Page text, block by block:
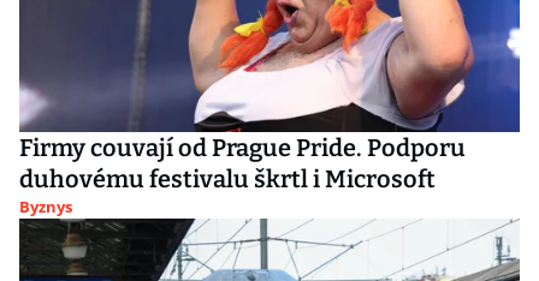
Firmy couvají od Prague Pride. Podporu
duhovému festivalu škrtl i Microsoft
Byznys